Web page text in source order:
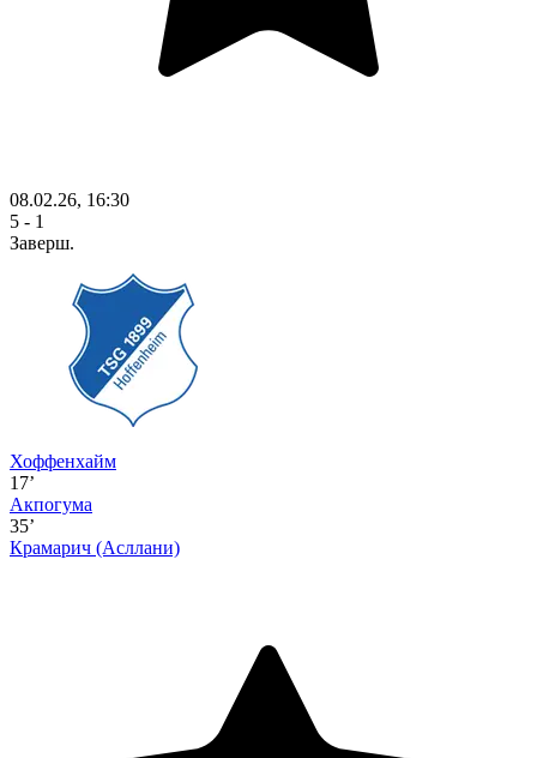
08.02.26, 16:30
5 - 1
Заверш.
Хоффенхайм
17’
Акпогума
35’
Крамарич (Асллани)